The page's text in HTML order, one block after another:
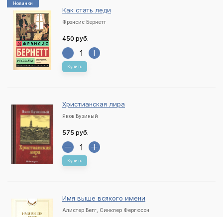
Новинки
Как стать леди
Фрэнсис Бернетт
450 руб.
Купить
Христианская лира
Яков Бузиный
575 руб.
Купить
Имя выше всякого имени
Алистер Бегг, Синклер Фергюсон